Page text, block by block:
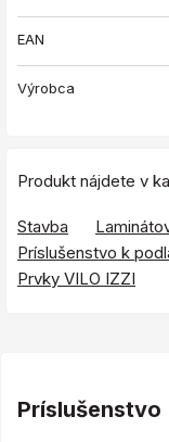
EAN
Výrobca
Produkt nájdete v
Stavba
Príslušenstvo k
Prvky VILO IZZI
Príslušenstvo